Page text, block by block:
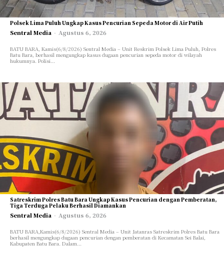
EKONOMI
SOSIAL
PENDIDIKAN
PARIWISATA
TEKNOLOGI
ARTIKEL/FEATURE
INVESTIGASI
GAYA HIDUP
TENTANG KAMI
EKONOMI
SOSIAL
PENDIDIKAN
PARIWISATA
TEKNOLOGI
ARTIKEL/FEATURE
INVESTIGASI
GAYA HIDUP
TENTANG KAMI
Polsek Lima Puluh Ungkap Kasus Pencurian Sepeda Motor di Air Putih
Sentral Media - Agustus 6, 2026
BATU BARA, Kamis(6/8/2026) Sentral Media – Unit Reskrim Polsek Lima Puluh, Polres
Batu Bara, berhasil mengungkap kasus dugaan pencurian sepeda motor di wilayah
hukumnya. Polisi...
Satreskrim Polres Batu Bara Ungkap Kasus Pencurian dengan Pemberatan,
Tiga Terduga Pelaku Berhasil Diamankan
Sentral Media - Agustus 6, 2026
BATU BARA,Kamis(6/8/2026) Sentral Media – Unit Jatanras Satreskrim Polres Batu Bara
berhasil mengungkap dugaan pencurian dengan pemberatan di Kecamatan Sei Balai,
Kabupaten Batu Bara. Dalam...